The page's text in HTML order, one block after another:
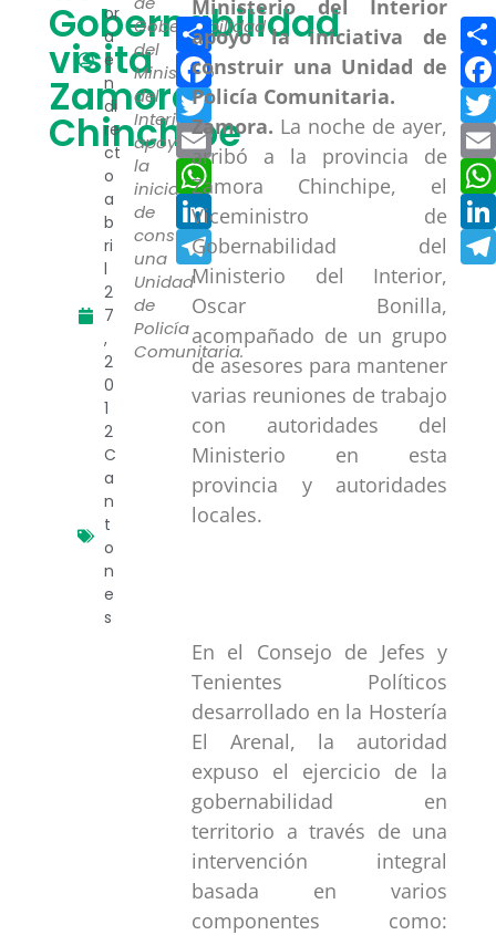
Gobernabilidad
visita
Zamora
Chinchipe
or
a
e
n
di
re
ct
o
a
b
ri
l
2
7
,
2
0
1
2
C
a
n
t
o
n
e
s
Gobernabilidad
del
Ministerio
del
Interior
apoyo
la
iniciativa
de
construir
una
Unidad
de
Policía
Comunitaria.
Compartir
Facebook
Twitter
Email
WhatsApp
LinkedIn
Telegram
Zamora. La noche de ayer,
arribó a la provincia de
Zamora Chinchipe, el
Viceministro de
Gobernabilidad del
Ministerio del Interior,
Oscar Bonilla,
acompañado de un grupo
de asesores para mantener
varias reuniones de trabajo
con autoridades del
Ministerio en esta
provincia y autoridades
locales.
En el Consejo de Jefes y
Tenientes Políticos
desarrollado en la Hostería
El Arenal, la autoridad
expuso el ejercicio de la
gobernabilidad en
territorio a través de una
intervención integral
basada en varios
componentes como: